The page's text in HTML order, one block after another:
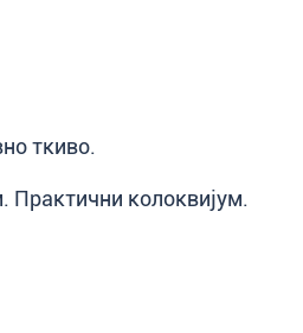
ткиво.
Практични колоквијум.